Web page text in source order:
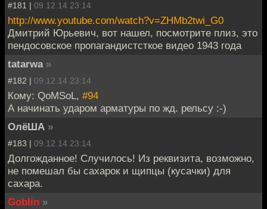
#181 | 09.12.14 23:14
http://www.youtube.com/watch?v=ZHMb2twi_G0
Дмитрий Юрьевич, вот нашел, посмотрите плиз, это
пендосовское пропагандистсткое видео 1943 года
tatarwa »
#182 | 09.12.14 23:14
Кому: QoMSoL, #94
А начинать ударом арматуры по жд. рельсу :-)
ОлёША »
#183 | 09.12.14 23:14
Долгожданное! Случилось! Из реквизита, возможно,
не помешал бы сахарок и щипцы (кусачки) для
сахара.
Goblin »